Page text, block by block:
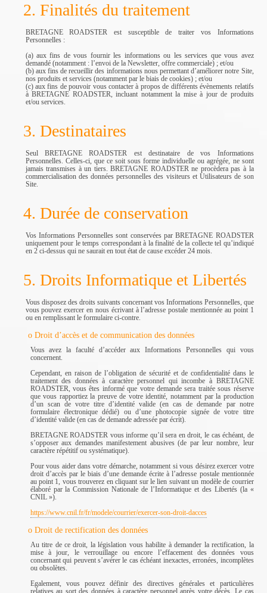
2. Finalités du traitement
BRETAGNE ROADSTER est susceptible de traiter vos Informations
Personnelles :
(a) aux fins de vous fournir les informations ou les services que vous avez
demandé (notamment : l’envoi de la Newsletter, offre commerciale) ; et/ou
(b) aux fins de recueillir des informations nous permettant d’améliorer notre Site,
nos produits et services (notamment par le biais de cookies) ; et/ou
(c) aux fins de pouvoir vous contacter à propos de différents évènements relatifs
à BRETAGNE ROADSTER, incluant notamment la mise à jour de produits
et/ou services.
3. Destinataires
Seul BRETAGNE ROADSTER est destinataire de vos Informations
Personnelles. Celles-ci, que ce soit sous forme individuelle ou agrégée, ne sont
jamais transmises à un tiers. BRETAGNE ROADSTER ne procèdera pas à la
commercialisation des données personnelles des visiteurs et Utilisateurs de son
Site.
4. Durée de conservation
Vos Informations Personnelles sont conservées par BRETAGNE ROADSTER
uniquement pour le temps correspondant à la finalité de la collecte tel qu’indiqué
en 2 ci-dessus qui ne saurait en tout état de cause excéder 24 mois.
5. Droits Informatique et Libertés
Vous disposez des droits suivants concernant vos Informations Personnelles, que
vous pouvez exercer en nous écrivant à l’adresse postale mentionnée au point 1
ou en remplissant le formulaire ci-contre.
o Droit d’accès et de communication des données
Vous avez la faculté d’accéder aux Informations Personnelles qui vous
concernent.
Cependant, en raison de l’obligation de sécurité et de confidentialité dans le
traitement des données à caractère personnel qui incombe à BRETAGNE
ROADSTER, vous êtes informé que votre demande sera traitée sous réserve
que vous rapportiez la preuve de votre identité, notamment par la production
d’un scan de votre titre d’identité valide (en cas de demande par notre
formulaire électronique dédié) ou d’une photocopie signée de votre titre
d’identité valide (en cas de demande adressée par écrit).
BRETAGNE ROADSTER vous informe qu’il sera en droit, le cas échéant, de
s’opposer aux demandes manifestement abusives (de par leur nombre, leur
caractère répétitif ou systématique).
Pour vous aider dans votre démarche, notamment si vous désirez exercer votre
droit d’accès par le biais d’une demande écrite à l’adresse postale mentionnée
au point 1, vous trouverez en cliquant sur le lien suivant un modèle de courrier
élaboré par la Commission Nationale de l’Informatique et des Libertés (la «
CNIL »).
https://www.cnil.fr/fr/modele/courrier/exercer-son-droit-dacces
o Droit de rectification des données
Au titre de ce droit, la législation vous habilite à demander la rectification, la
mise à jour, le verrouillage ou encore l’effacement des données vous
concernant qui peuvent s’avérer le cas échéant inexactes, erronées, incomplètes
ou obsolètes.
Egalement, vous pouvez définir des directives générales et particulières
relatives au sort des données à caractère personnel après votre décès. Le cas